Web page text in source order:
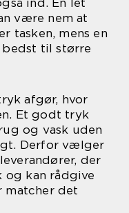
være nem at
tasken, mens en
til større
afgør, hvor
Et godt tryk
og vask uden
Derfor vælger
der
kan rådgive
matcher det